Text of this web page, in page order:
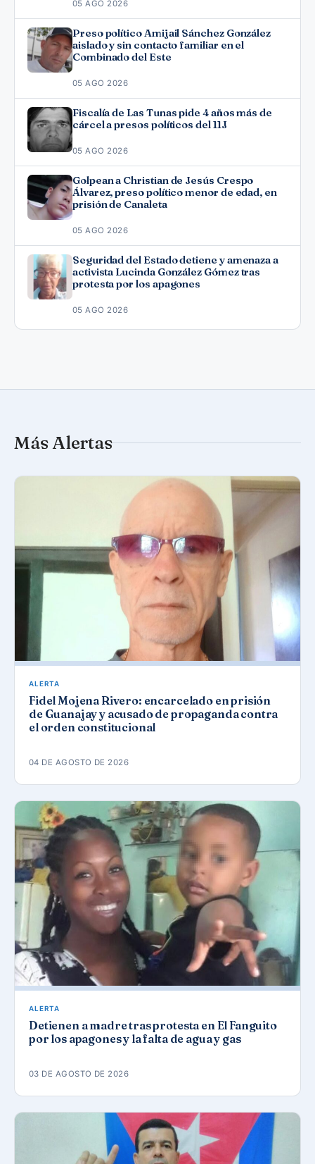
05 AGO 2026
Preso político Amijail Sánchez González
aislado y sin contacto familiar en el
Combinado del Este
05 AGO 2026
Fiscalía de Las Tunas pide 4 años más de
cárcel a presos políticos del 11J
05 AGO 2026
Golpean a Christian de Jesús Crespo
Álvarez, preso político menor de edad, en
prisión de Canaleta
05 AGO 2026
Seguridad del Estado detiene y amenaza a
activista Lucinda González Gómez tras
protesta por los apagones
05 AGO 2026
Más Alertas
ALERTA
Fidel Mojena Rivero: encarcelado en prisión
de Guanajay y acusado de propaganda contra
el orden constitucional
04 DE AGOSTO DE 2026
ALERTA
Detienen a madre tras protesta en El Fanguito
por los apagones y la falta de agua y gas
03 DE AGOSTO DE 2026